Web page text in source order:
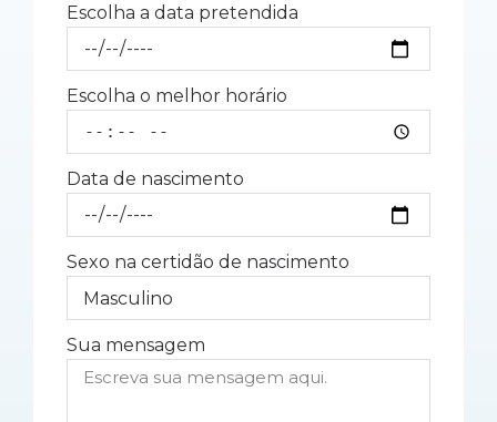
Escolha a data pretendida
Escolha o melhor horário
Data de nascimento
Sexo na certidão de nascimento
Sua mensagem